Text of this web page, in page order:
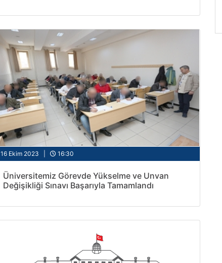
16 Ekim 2023 | 16:30
Üniversitemiz Görevde Yükselme ve Unvan
Değişikliği Sınavı Başarıyla Tamamlandı